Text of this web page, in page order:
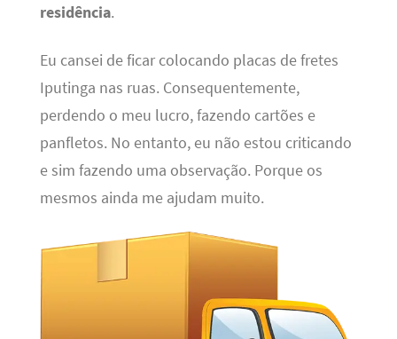
residência.
Eu cansei de ficar colocando placas de fretes
Iputinga nas ruas. Consequentemente,
perdendo o meu lucro, fazendo cartões e
panfletos. No entanto, eu não estou criticando
e sim fazendo uma observação. Porque os
mesmos ainda me ajudam muito.